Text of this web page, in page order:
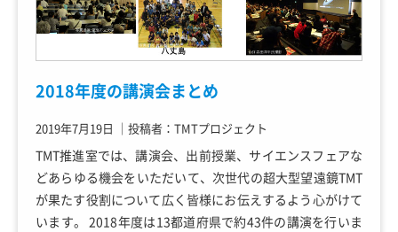
2018年度の講演会まとめ
2019年7月19日 ｜ 投稿者：TMTプロジェクト
TMT推進室では、講演会、出前授業、サイエンスフェアな
どあらゆる機会をいただいて、次世代の超大型望遠鏡TMT
が果たす役割について広く皆様にお伝えするよう心がけて
います。 2018年度は13都道府県で約43件の講演を行いま